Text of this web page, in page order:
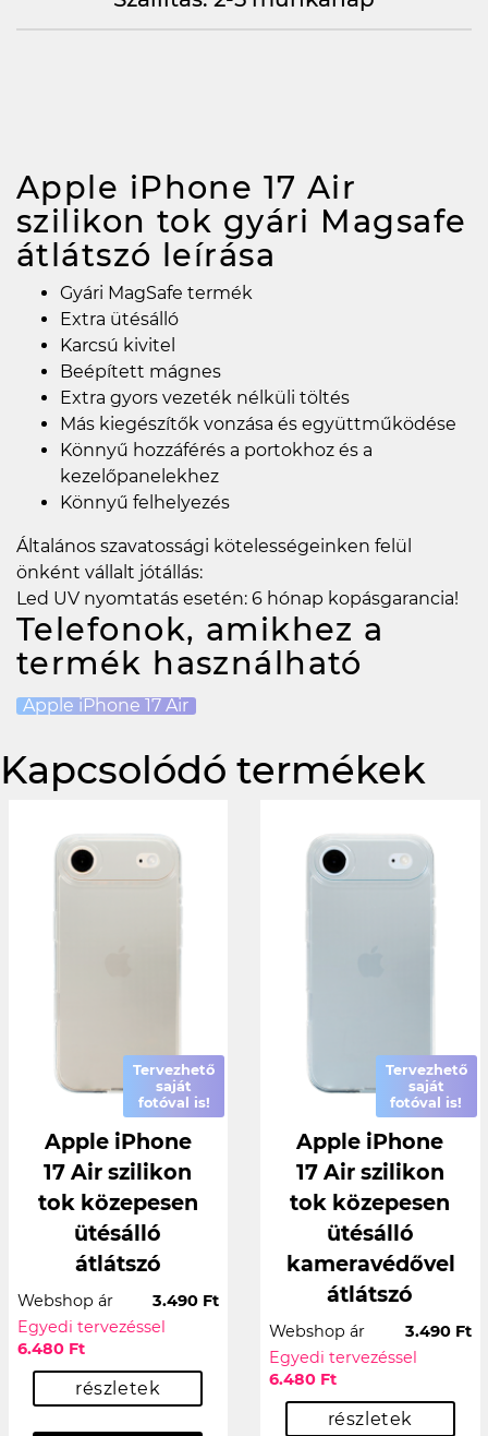
Apple iPhone 17 Air
szilikon tok gyári Magsafe
átlátszó leírása
Gyári MagSafe termék
Extra ütésálló
Karcsú kivitel
Beépített mágnes
Extra gyors vezeték nélküli töltés
Más kiegészítők vonzása és együttműködése
Könnyű hozzáférés a portokhoz és a
kezelőpanelekhez
Könnyű felhelyezés
Általános szavatossági kötelességeinken felül
önként vállalt jótállás:
Led UV nyomtatás esetén: 6 hónap kopásgarancia!
Telefonok, amikhez a
termék használható
Apple iPhone 17 Air
Kapcsolódó termékek
Tervezhető
saját
fotóval is!
Apple iPhone
17 Air szilikon
tok közepesen
ütésálló
átlátszó
Webshop ár
3.490 Ft
Egyedi tervezéssel
6.480 Ft
részletek
Tervezhető
saját
fotóval is!
Apple iPhone
17 Air szilikon
tok közepesen
ütésálló
kameravédővel
átlátszó
Webshop ár
3.490 Ft
Egyedi tervezéssel
6.480 Ft
részletek